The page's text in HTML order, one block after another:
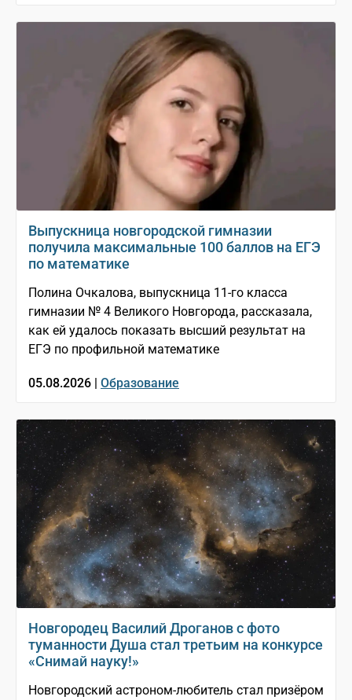
Выпускница новгородской гимназии
получила максимальные 100 баллов на ЕГЭ
по математике
Полина Очкалова, выпускница 11-го класса
гимназии № 4 Великого Новгорода, рассказала,
как ей удалось показать высший результат на
ЕГЭ по профильной математике
05.08.2026 | Образование
Новгородец Василий Дроганов с фото
туманности Душа стал третьим на конкурсе
«Снимай науку!»
Новгородский астроном-любитель стал призёром